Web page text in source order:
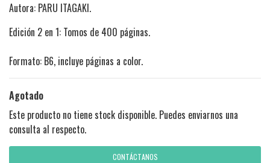
Autora: PARU ITAGAKI.
Edición 2 en 1: Tomos de 400 páginas.
Formato: B6, incluye páginas a color.
Agotado
Este producto no tiene stock disponible. Puedes enviarnos una
consulta al respecto.
CONTÁCTANOS